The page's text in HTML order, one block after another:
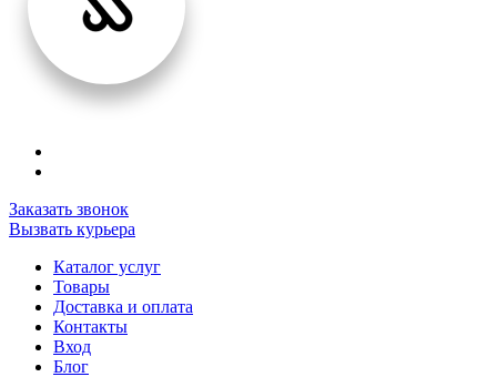
Заказать звонок
Вызвать курьера
Каталог услуг
Товары
Доставка и оплата
Контакты
Вход
Блог